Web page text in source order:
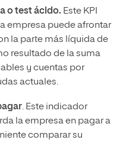
o test ácido. Este KPI
empresa puede afrontar
la parte más líquida de
resultado de la suma
y cuentas por
actuales.
. Este indicador
la empresa en pagar a
comparar su